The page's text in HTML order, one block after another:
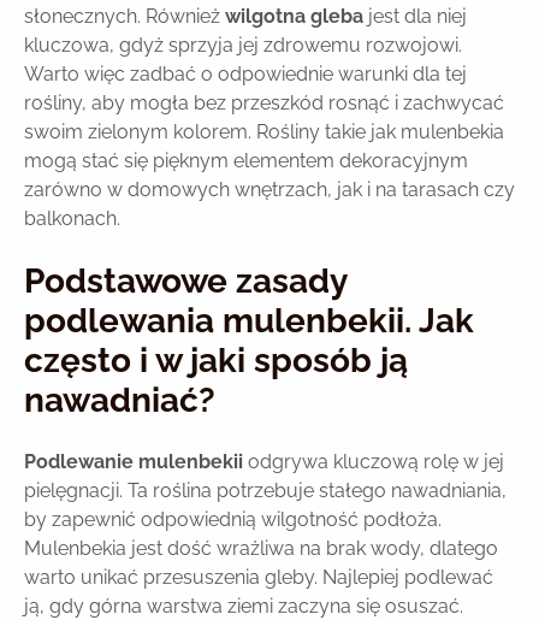
słonecznych. Również wilgotna gleba jest dla niej
kluczowa, gdyż sprzyja jej zdrowemu rozwojowi.
Warto więc zadbać o odpowiednie warunki dla tej
rośliny, aby mogła bez przeszkód rosnąć i zachwycać
swoim zielonym kolorem. Rośliny takie jak mulenbekia
mogą stać się pięknym elementem dekoracyjnym
zarówno w domowych wnętrzach, jak i na tarasach czy
balkonach.
Podstawowe zasady
podlewania mulenbekii. Jak
często i w jaki sposób ją
nawadniać?
Podlewanie mulenbekii odgrywa kluczową rolę w jej
pielęgnacji. Ta roślina potrzebuje stałego nawadniania,
by zapewnić odpowiednią wilgotność podłoża.
Mulenbekia jest dość wrażliwa na brak wody, dlatego
warto unikać przesuszenia gleby. Najlepiej podlewać
ją, gdy górna warstwa ziemi zaczyna się osuszać.